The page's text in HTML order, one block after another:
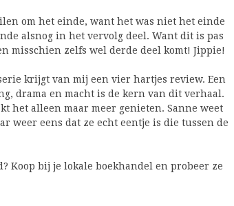
om het einde, want het was niet het einde
alsnog in het vervolg deel. Want dit is pas
misschien zelfs wel derde deel komt! Jippie!
krijgt van mij een vier hartjes review. Een
drama en macht is de kern van dit verhaal.
het alleen maar meer genieten. Sanne weet
weer eens dat ze echt eentje is die tussen de
Koop bij je lokale boekhandel en probeer ze